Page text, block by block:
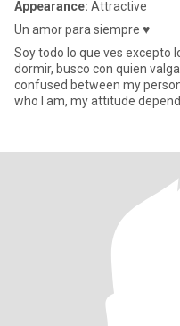
Appearance: Attractive
Un amor para siempre ♥️
Soy todo lo que ves excepto
dormir, busco con quien
confused between my
who I am, my attitude